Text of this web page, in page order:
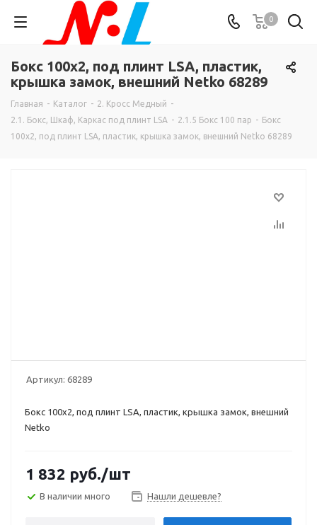
0
Бокс 100х2, под плинт LSA, пластик,
крышка замок, внешний Netko 68289
Главная - Каталог - 2. Кросс Медный -
2.1. Бокс, Шкаф, Каркас под плинт LSA - 2.1.5 Бокс 100 пар - Бокс
100х2, под плинт LSA, пластик, крышка замок, внешний Netko 68289
Артикул: 68289
Бокс 100х2, под плинт LSA, пластик, крышка замок, внешний
Netko
1 832 руб./шт
В наличии много Нашли дешевле?